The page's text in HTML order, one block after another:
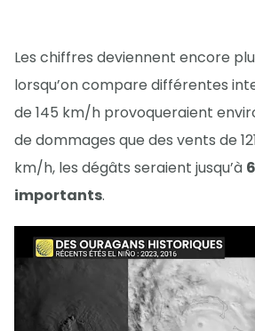
Les chiffres deviennent encore
lorsqu’on compare différentes
de 145 km/h provoqueraient
de dommages que des vents de
km/h, les dégâts seraient jusqu’à
importants.